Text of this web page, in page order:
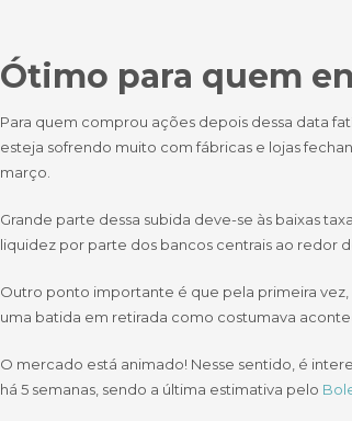
Ótimo para quem
Para quem comprou ações depois dessa data
esteja sofrendo muito com fábricas e lojas
março.
Grande parte dessa subida deve-se às baixas
liquidez por parte dos bancos centrais ao redor
Outro ponto importante é que pela primeira vez,
uma batida em retirada como costumava
O mercado está animado! Nesse sentido, é
há 5 semanas, sendo a última estimativa pelo